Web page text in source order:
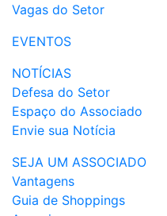
Vagas do Setor
EVENTOS
NOTÍCIAS
Defesa do Setor
Espaço do Associado
Envie sua Notícia
SEJA UM ASSOCIADO
Vantagens
Guia de Shoppings